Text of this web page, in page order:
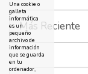
Una cookie o
galleta
informática
es un
pequeño
archivo de
información
que se guarda
en tu
ordenador,